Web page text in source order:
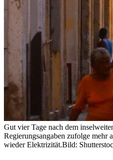
Gut vier Tage nach dem
Regierungsangaben zufolge mehr
wieder Elektrizität.Bild: